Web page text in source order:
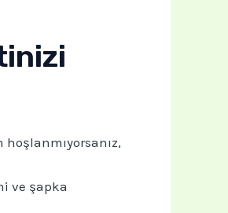
ve şapka